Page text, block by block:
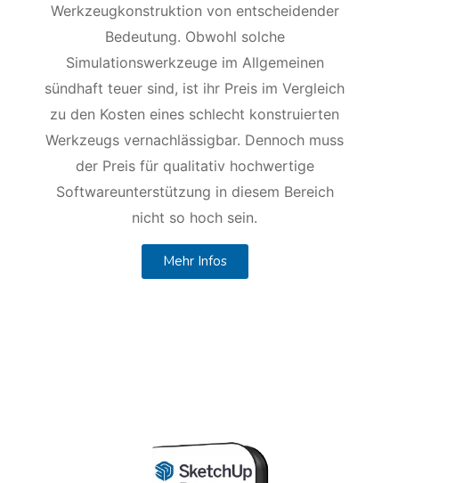
Werkzeugkonstruktion von entscheidender
Bedeutung. Obwohl solche
Simulationswerkzeuge im Allgemeinen
sündhaft teuer sind, ist ihr Preis im Vergleich
zu den Kosten eines schlecht konstruierten
Werkzeugs vernachlässigbar. Dennoch muss
der Preis für qualitativ hochwertige
Softwareunterstützung in diesem Bereich
nicht so hoch sein.
Mehr Infos